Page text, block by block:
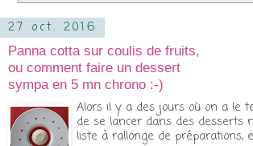
27 oct. 2016
Panna cotta sur coulis de fruits,
ou comment faire un dessert
sympa en 5 mn chrono :-)
Alors il y a des jours où on a le
de se lancer dans des desserts
liste à rallonge de préparations,